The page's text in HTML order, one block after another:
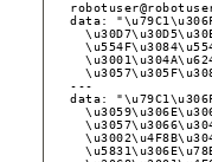
data:
---
data: